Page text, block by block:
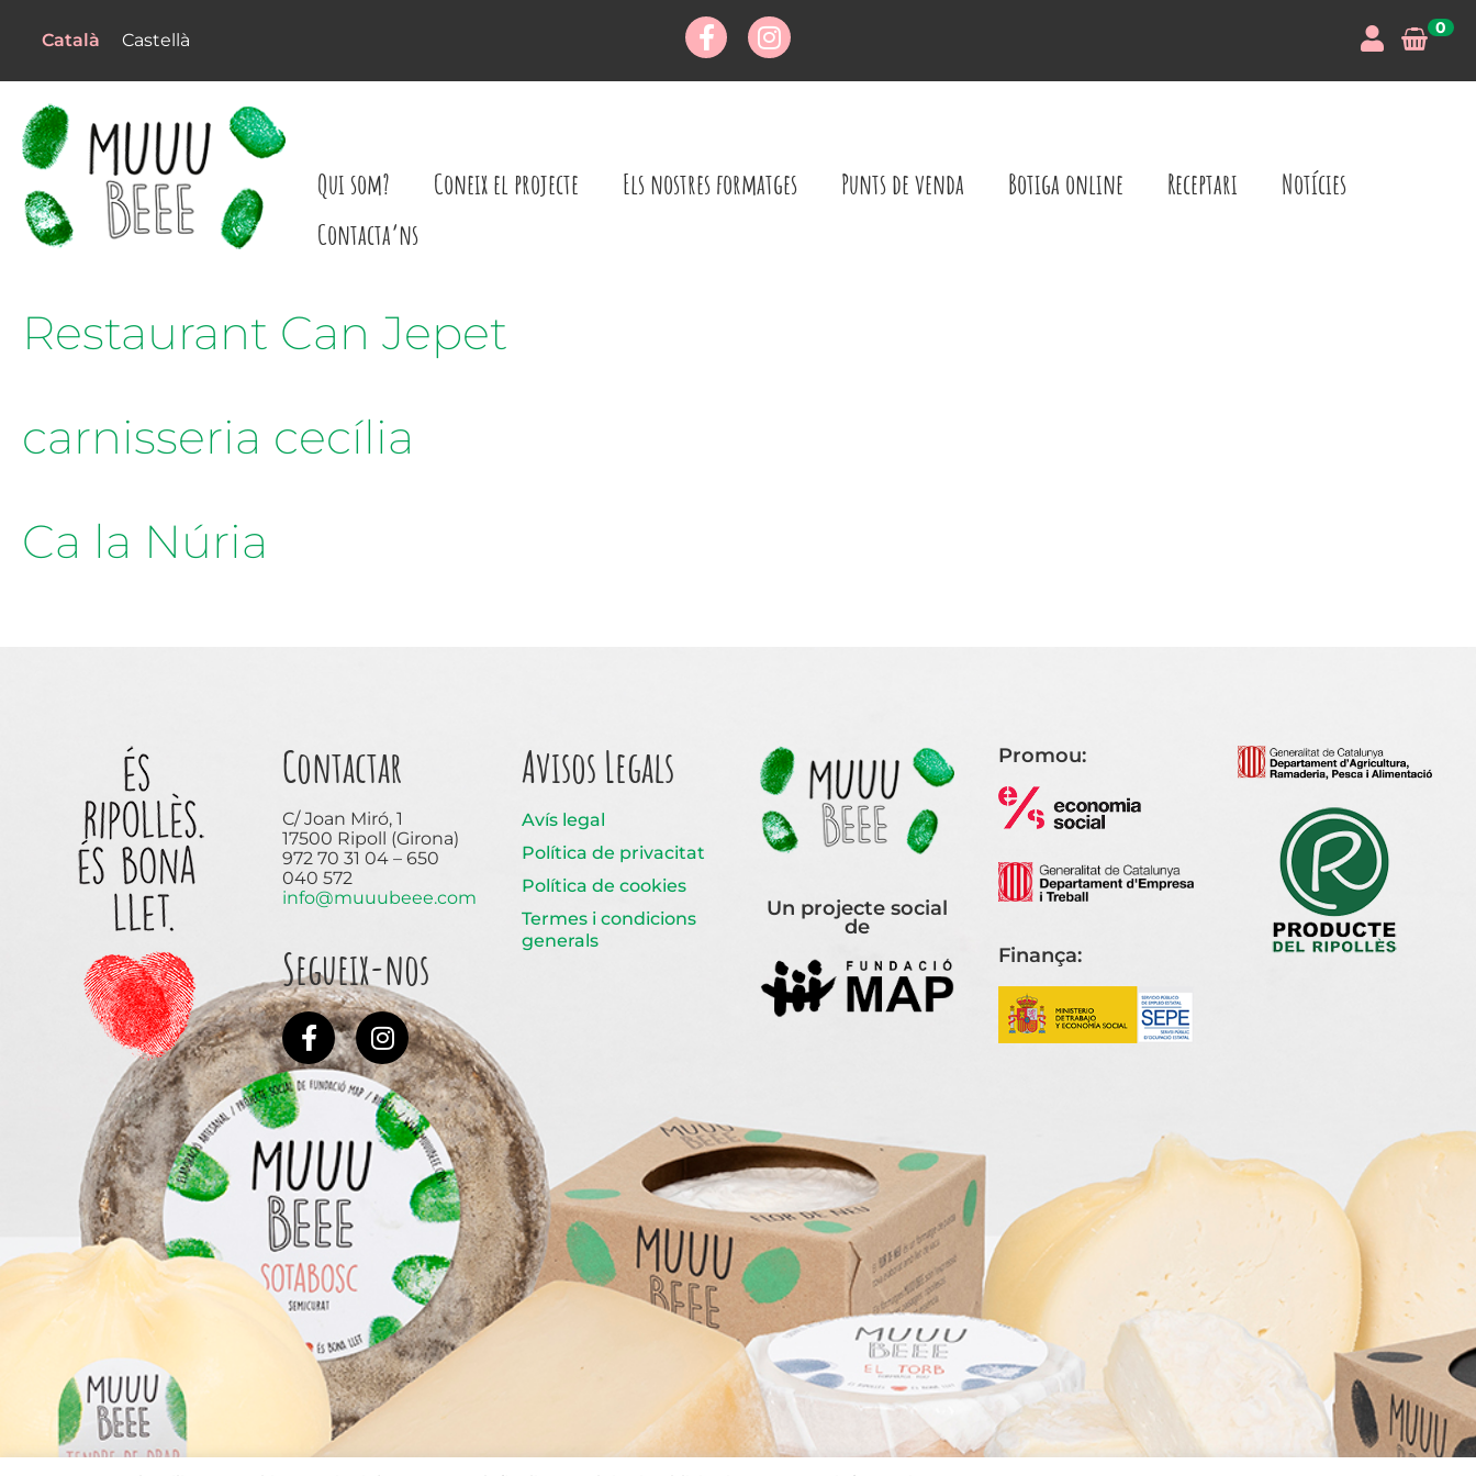
Català Castellà
0
Qui som? Coneix el projecte Els nostres formatges Punts de venda Botiga online Receptari
Notícies
Contacta’ns
Restaurant Can Jepet
carnisseria cecília
Ca la Núria
Contactar
C/ Joan Miró, 1
17500 Ripoll (Girona)
972 70 31 04 – 650
040 572
info@muuubeee.com
Segueix-nos
Avisos Legals
Avís legal
Política de privacitat
Política de cookies
Termes i condicions
generals
Un projecte social
de
Promou:
Finança: